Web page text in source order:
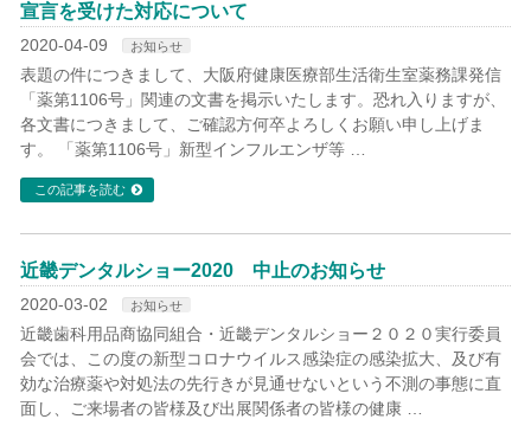
宣言を受けた対応について
2020-04-09 お知らせ
表題の件につきまして、大阪府健康医療部生活衛生室薬務課発信
「薬第1106号」関連の文書を掲示いたします。恐れ入りますが、
各文書につきまして、ご確認方何卒よろしくお願い申し上げま
す。 「薬第1106号」新型インフルエンザ等 …
この記事を読む
近畿デンタルショー2020 中止のお知らせ
2020-03-02 お知らせ
近畿歯科用品商協同組合・近畿デンタルショー２０２０実行委員
会では、この度の新型コロナウイルス感染症の感染拡大、及び有
効な治療薬や対処法の先行きが見通せないという不測の事態に直
面し、ご来場者の皆様及び出展関係者の皆様の健康 …